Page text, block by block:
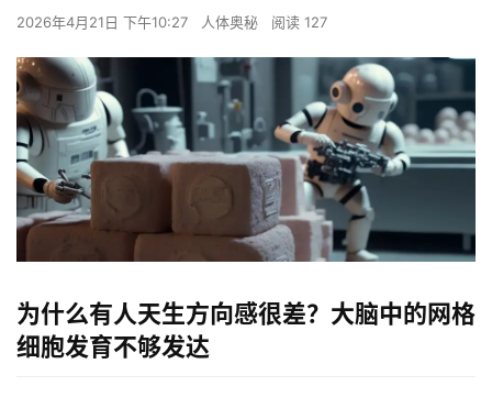
2026年4月21日 下午10:27 人体奥秘 阅读 127
为什么有人天生方向感很差？大脑中的网格
细胞发育不够发达